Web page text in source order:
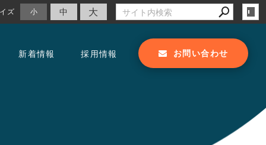
ズ 小 中 大
新着情報 採用情報 お問い合わせ